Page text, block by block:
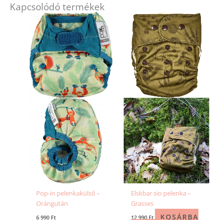
Kapcsolódó termékek
Pop-in pelenkakülső –
Orángután
6 990 Ft
Elskbar sio pelenka –
Grasses
12 990 Ft
KOSÁRBA